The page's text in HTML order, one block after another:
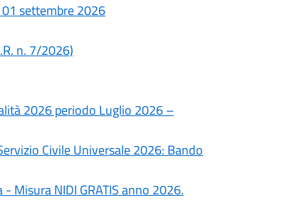
settembre 2026
n. 7/2026)
2026 periodo Luglio 2026 –
Civile Universale 2026: Bando
Misura NIDI GRATIS anno 2026.